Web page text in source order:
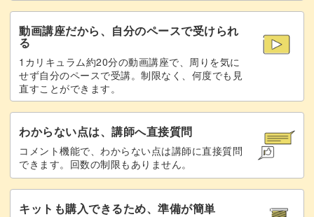
動画講座だから、自分のペースで受けられ
る
1カリキュラム約20分の動画講座で、周りを気に
せず自分のペースで受講。制限なく、何度でも見
直すことができます。
わからない点は、講師へ直接質問
コメント機能で、わからない点は講師に直接質問
できます。回数の制限もありません。
キットも購入できるため、準備が簡単